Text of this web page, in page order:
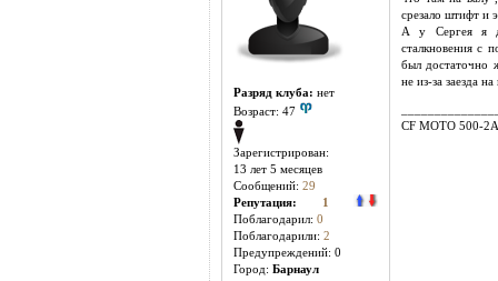
Разряд клуба: нет
Возраст: 47
Зарегистрирован:
13 лет 5 месяцев
Сообщений: 29
Репутация:
1
Поблагодарил: 0
Поблагодарили: 2
Предупреждений: 0
Город: Барнаул
срезало штифт и
А у Сергея я
сталкновения с
был достаточно
не из-за заезда
CF MOTO 500-2A